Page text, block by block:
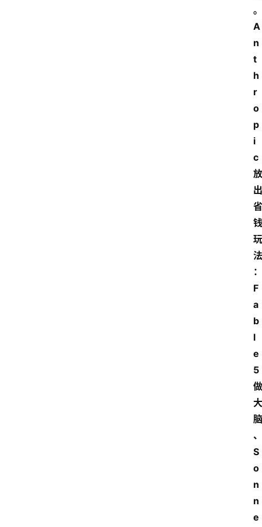
。
A
n
t
h
r
o
p
i
c
放
出
省
钱
玩
法
：
F
a
b
l
e
5
做
大
脑
、
S
o
n
n
e